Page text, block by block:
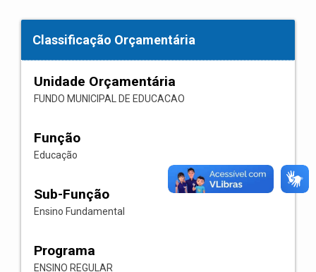
Classificação Orçamentária
Unidade Orçamentária
FUNDO MUNICIPAL DE EDUCACAO
Função
Educação
Sub-Função
Ensino Fundamental
Programa
ENSINO REGULAR